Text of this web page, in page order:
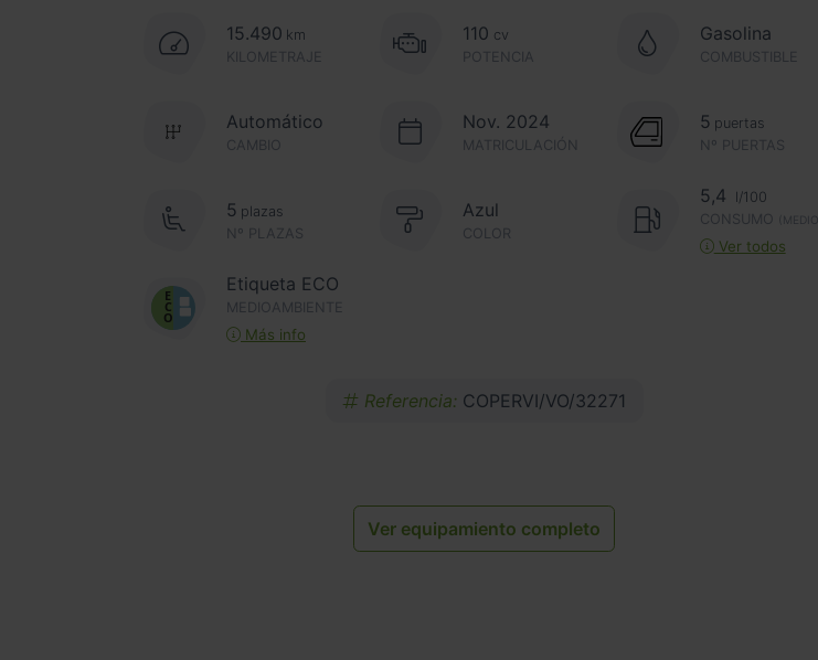
15.490 km
KILOMETRAJE
110 cv
POTENCIA
Gasolina
COMBUSTIBLE
CAMBIO
Automático Nov. 2024
MATRICULACIÓN Nº PUERTAS
5 puertas
Nº PLAZAS
5 plazas Azul
COLOR
5,4
l/100
CONSUMO
(MEDIO)
Ver todos
Etiqueta ECO
MEDIOAMBIENTE
Más info
Referencia: COPERVI/VO/32271
Ver equipamiento completo